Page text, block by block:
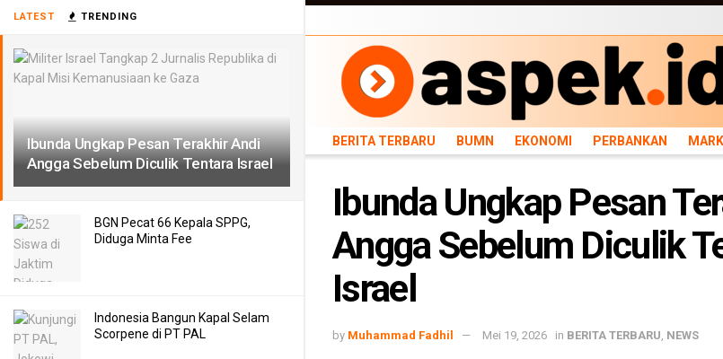
LATEST TRENDING
Ibunda Ungkap Pesan Terakhir Andi
Angga Sebelum Diculik Tentara Israel
BGN Pecat 66 Kepala SPPG,
Diduga Minta Fee
Indonesia Bangun Kapal Selam
Scorpene di PT PAL
BERITA TERBARU BUMN EKONOMI PERBANKAN MARKET POLITIK
TEKNOLOGI
BERITA TERBARU BUMN EKONOMI PERBANKAN
Ibunda Ungkap Pesan
Angga Sebelum Diculik
Israel
by Muhammad Fadhil Mei 19, 2026 in BERITA TERBARU NEWS